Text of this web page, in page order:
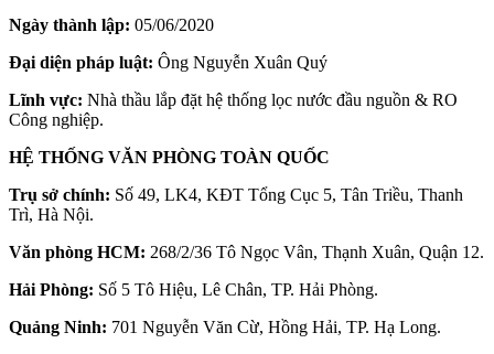
Ngày thành lập: 05/06/2020
Đại diện pháp luật: Ông Nguyễn Xuân Quý
Lĩnh vực: Nhà thầu lắp đặt hệ thống lọc nước đầu nguồn & RO
Công nghiệp.
HỆ THỐNG VĂN PHÒNG TOÀN QUỐC
Trụ sở chính: Số 49, LK4, KĐT Tổng Cục 5, Tân Triều, Thanh
Trì, Hà Nội.
Văn phòng HCM: 268/2/36 Tô Ngọc Vân, Thạnh Xuân, Quận 12.
Hải Phòng: Số 5 Tô Hiệu, Lê Chân, TP. Hải Phòng.
Quảng Ninh: 701 Nguyễn Văn Cừ, Hồng Hải, TP. Hạ Long.